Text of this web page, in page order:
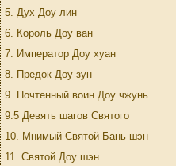
5. Дух Доу лин
6. Король Доу ван
7. Император Доу хуан
8. Предок Доу зун
9. Почтенный воин Доу чжунь
9.5 Девять шагов Святого
10. Мнимый Святой Бань шэн
11. Святой Доу шэн